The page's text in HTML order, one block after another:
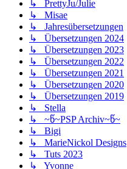
↳ PrettyJu/Julie
↳ Misae
↳ Jahresübersetzungen
↳ Übersetzungen 2024
↳ Übersetzungen 2023
↳ Übersetzungen 2022
↳ Übersetzungen 2021
↳ Übersetzungen 2020
↳ Übersetzungen 2019
↳ Stella
↳ ~წ~PSP Archiv~წ~
↳ Bigi
↳ MarieNickol Designs
↳ Tuts 2023
↳ Yvonne